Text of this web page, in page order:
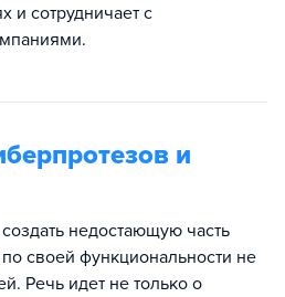
и сотрудничает с
и
недостающую часть
своей функциональности не
Речь идет не только о